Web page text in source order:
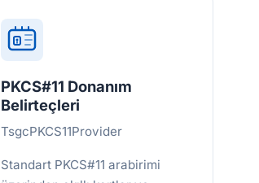
PKCS#11 Donanım
Belirteçleri
TsgcPKCS11Provider
Standart PKCS#11 arabirimi